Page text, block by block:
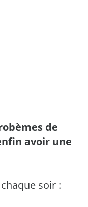
de
avoir une
soir :